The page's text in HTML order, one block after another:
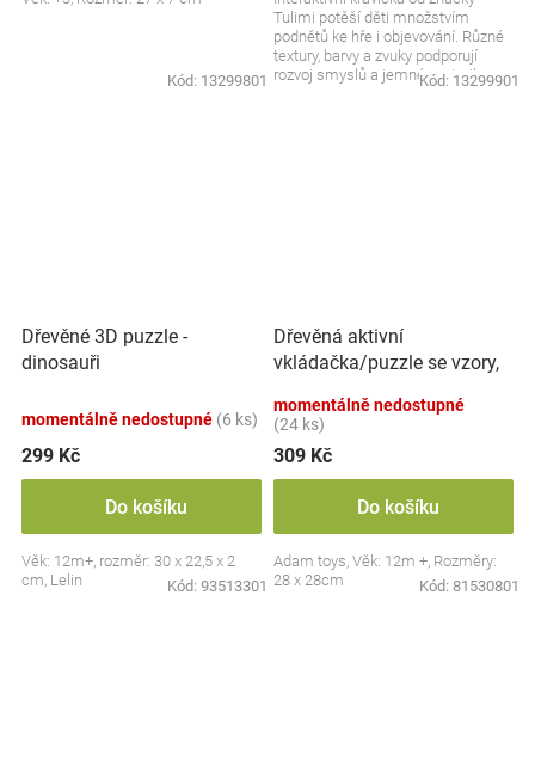
Kód: 13299801
Tulimi potěší děti množstvím
podnětů ke hře i objevování. Různé
textury, barvy a zvuky podporují
rozvoj smyslů a jemné motoriky.
Kód: 13299901
Dřevěné 3D puzzle -
dinosauři
momentálně nedostupné (6 ks)
299 Kč
Do košíku
Věk: 12m+, rozměr: 30 x 22,5 x 2
cm, Lelin
Kód: 93513301
Dřevěná aktivní
vkládačka/puzzle se vzory,
momentálně nedostupné
(24 ks)
309 Kč
Do košíku
Adam toys, Věk: 12m +, Rozměry:
28 x 28cm
Kód: 81530801